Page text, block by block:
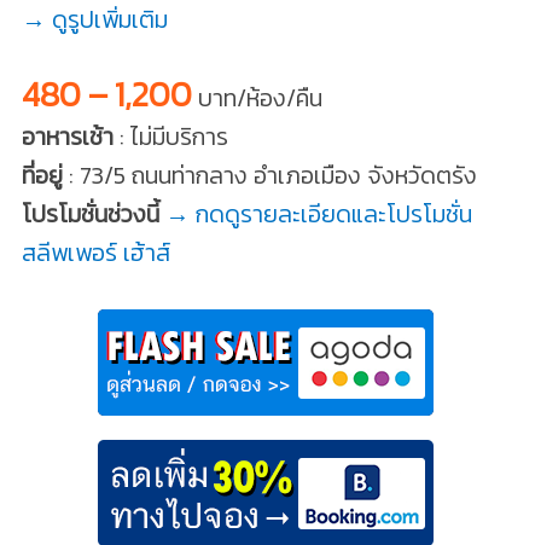
→ ดูรูปเพิ่มเติม
480 – 1,200บาท/ห้อง/คืน
อาหารเช้า: ไม่มีบริการ
ที่อยู่: 73/5 ถนนท่ากลาง อำเภอเมือง จังหวัดตรัง
โปรโมชั่นช่วงนี้ → กดดูรายละเอียดและโปรโมชั่น
สลีพเพอร์ เฮ้าส์